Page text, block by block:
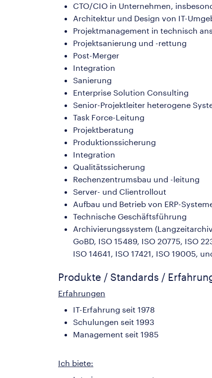
CTO/CIO in Unternehmen,
Architektur und Design von IT-
Projektmanagement in technisch
Projektsanierung und -rettung
Post-Merger
Integration
Sanierung
Enterprise Solution Consulting
Senior-Projektleiter heterogene
Task Force-Leitung
Projektberatung
Produktionssicherung
Integration
Qualitätssicherung
Rechenzentrumsbau und -leitung
Server- und Clientrollout
Aufbau und Betrieb von ERP-
Technische Geschäftsführung
Archivierungssystem
GoBD, ISO 15489, ISO 20775, ISO
ISO 14641, ISO 17421, ISO 19005,
Produkte / Standards /
Erfahrungen
IT-Erfahrung seit 1978
Schulungen seit 1993
Management seit 1985
Ich biete: